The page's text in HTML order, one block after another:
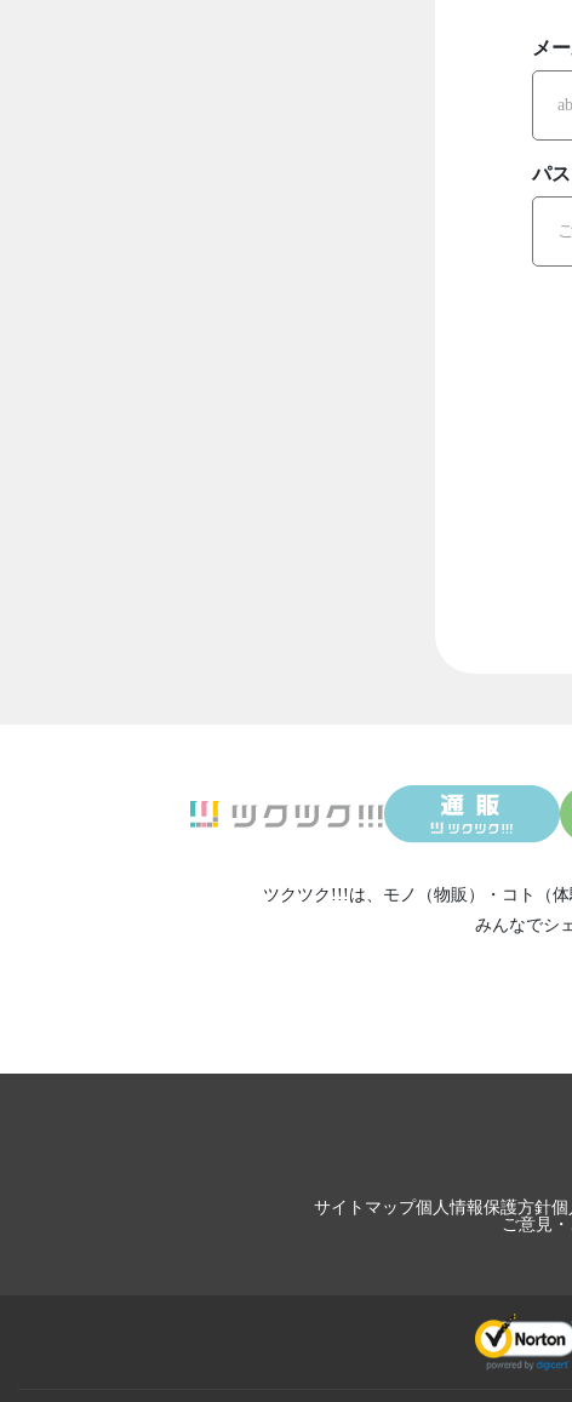
メ
パ
ツクツク!!!は、 モノ（物販） ・ コト（体
みんなでシ
サイトマップ個人情報保護方針個
ご意見